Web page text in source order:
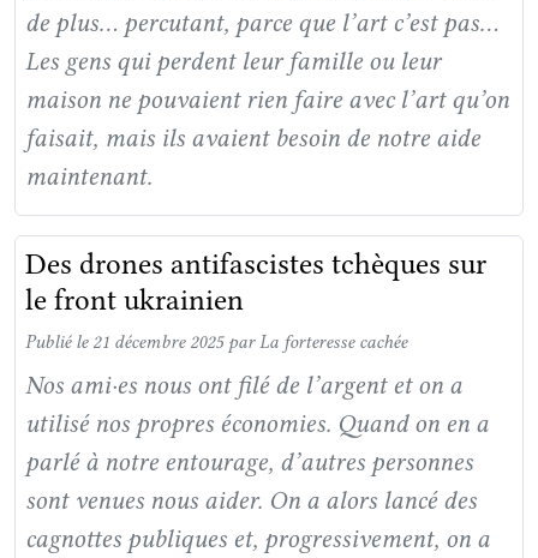
de plus… percutant, parce que l’art c’est pas…
Les gens qui perdent leur famille ou leur
maison ne pouvaient rien faire avec l’art qu’on
faisait, mais ils avaient besoin de notre aide
maintenant.
Des drones antifascistes tchèques sur
le front ukrainien
Publié le 21 décembre 2025 par La forteresse cachée
Nos ami·es nous ont filé de l’argent et on a
utilisé nos propres économies. Quand on en a
parlé à notre entourage, d’autres personnes
sont venues nous aider. On a alors lancé des
cagnottes publiques et, progressivement, on a